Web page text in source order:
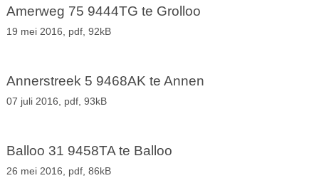
Amerweg 75 9444TG te Grolloo
19 mei 2016, pdf, 92kB
Annerstreek 5 9468AK te Annen
07 juli 2016, pdf, 93kB
Balloo 31 9458TA te Balloo
26 mei 2016, pdf, 86kB